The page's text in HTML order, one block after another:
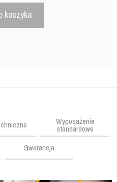
koszyka
Wyposażenie
standardowe
Gwarancja